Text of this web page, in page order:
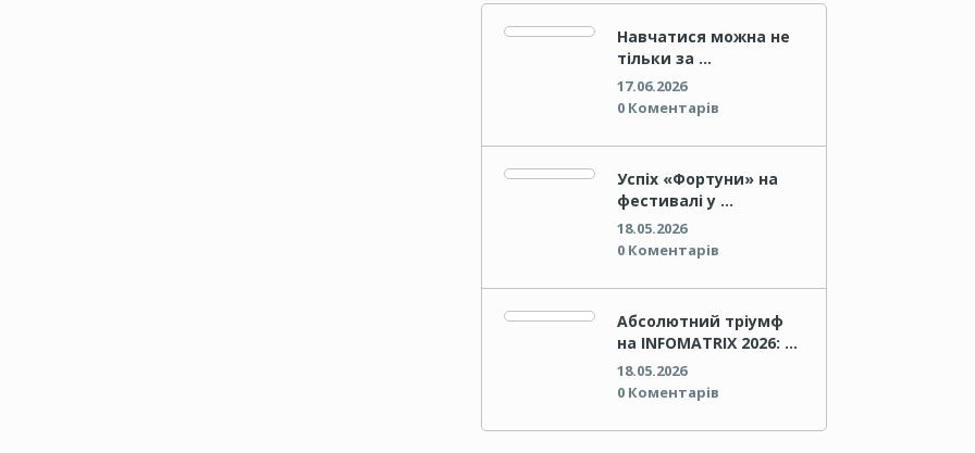
Навчатися можна не
тільки за …
17.06.2026
0 Коментарів
Успіх «Фортуни» на
фестивалі у …
18.05.2026
0 Коментарів
Абсолютний тріумф
на INFOMATRIX 2026: …
18.05.2026
0 Коментарів